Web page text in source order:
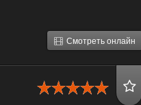
Смотреть онлайн